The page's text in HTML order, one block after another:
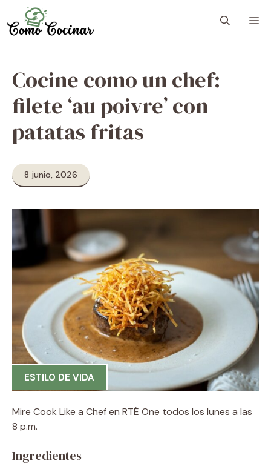
to
content
Cocine como un chef:
filete ‘au poivre’ con
patatas fritas
8 junio, 2026
ESTILO DE VIDA
Mire Cook Like a Chef en RTÉ One todos los lunes a las
8 p.m.
Ingredientes